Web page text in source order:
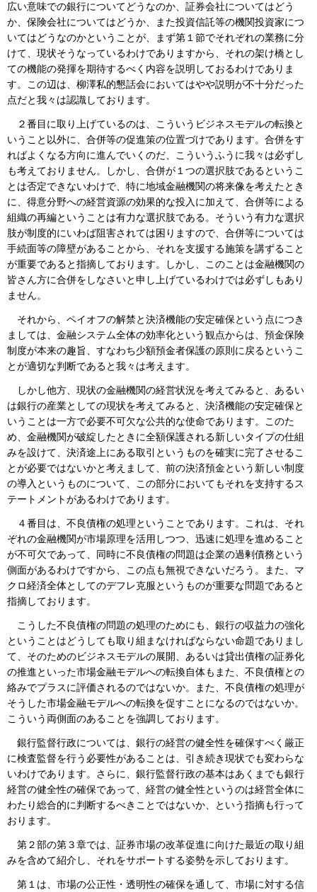
広い意味での銀行についてどうなのか、証券会社についてはどう
か、保険会社についてはどうか、また投資信託等の機関投資家につ
いてはどうなのかということが、まず第１節でそれぞれの業務に分
けて、現状そうなっているわけでありますから、それの架け橋とし
ての機能の発揮を期待するべく内容を説明しておるわけでありま
す。この辺は、柳澤私的懇話会においてはやや説明が不十分だった
点だと我々は認識しております。
２番目に取り上げているのは、こういうビジネスモデルの転換と
いうこと以外に、合併等の促進策の位置づけであります。合併をす
ればよくなる方向に進んでいくのだ、こういうふうに我々は必ずし
も考えておりません。しかし、合併が１つの選択肢であるというこ
とは否定できないわけで、特に地域金融機関の将来像を考えたとき
に、得意分野への経営資源の効果的な投入に加えて、合併等による
組織の再編ということは有力な選択肢である。そういう有力な選択
肢が制度的にいわば阻害されては困りますので、合併等については
手続面等の障壁があることから、それを支援する施策を講ずること
が重要であると指摘しております。しかし、このことは金融機関の
皆さん方に合併をしなさいと申し上げているわけでは必ずしもあり
ません。
それから、ペイオフの解禁と決済機能の安定確保という点につき
ましては、金融システム全体の効率化という観点からは、預金保険
制度が本来の趣旨、すなわち少額預金者保護の原則に戻るというこ
とが適切な判断であると我々は考えます。
しかし他方、現状の金融機関の経営状況を考えてみると、あるい
は銀行の産業としての現状を考えてみると、決済機能の安定確保と
いうことは一方で必要不可欠な公共的な使命であります。このた
め、金融機関が破綻したときに全額保護される新しいタイプの仕組
みを設けて、決済途上にある取引というものを確実に完了させるこ
とが必要ではないかと考えまして、前の決済預金という新しい制度
の導入というものについて、この部分においてもそれを支持するス
テートメントがあるわけであります。
４番目は、不良債権の処理ということであります。これは、それ
ぞれの金融機関が市場原理を活用しつつ、迅速に処理を進めること
が不可欠であって、同時に不良債権の問題は企業の過剰債務という
側面があるわけですから、この点も無視できないだろう。また、マ
クロ経済全体としてのデフレ克服というものが重要な問題であると
指摘しております。
こうした不良債権の問題の処理のためにも、銀行の収益力の強化
ということはどうしても取り組まなければならない命題でありまし
て、そのためのビジネスモデルの展開、あるいは貸出債権の証券化
の推進といった市場金融モデルへの転換自体もまた、不良債権との
絡みでプラスに評価されるのではないか。また、不良債権の処理が
そうした市場金融モデルへの転換を促すことになるのではないか。
こういう両側面のあることを強調しております。
銀行監督行政については、銀行の経営の健全性を確保すべく厳正
に検査監督を行う必要性があることは、引き続き現状でも変わらな
いわけであります。さらに、銀行監督行政の基本はあくまでも銀行
経営の健全性の確保であって、経営の健全性というのは経営全体に
わたり総合的に判断するべきことではないか、という指摘も行って
おります。
第２部の第３章では、証券市場の改革促進に向けた最近の取り組
みを含めて紹介し、それをサポートする姿勢を示しております。
第１は、市場の公正性・透明性の確保を通して、市場に対する信